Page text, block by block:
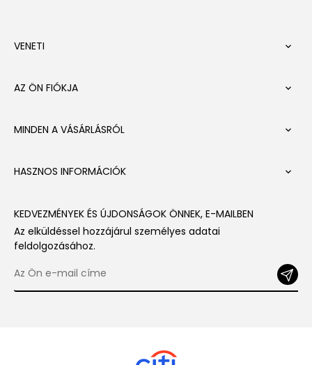
VENETI 
AZ ÖN FIÓKJA 
MINDEN A VÁSÁRLÁSRÓL 
HASZNOS INFORMÁCIÓK 
KEDVEZMÉNYEK ÉS ÚJDONSÁGOK ÖNNEK, E-MAILBEN
Az elküldéssel hozzájárul személyes adatai
feldolgozásához.